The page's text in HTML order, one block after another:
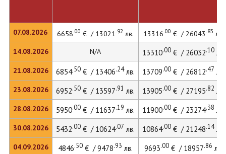
07.08.2026
14.08.2026
21.08.2026
23.08.2026
28.08.2026
30.08.2026
04.09.2026
6658.00 € / 13021.92лв. 13316.00 € / 26043.83 лв.
N/A
13310.00€ / 26032.10лв.
6854.50€ / 13406.24лв. 13709.00€ / 26812.47 лв.
6952.50€ / 13597.91 лв. 13905.00€ / 27195.82 лв.
5950.00€ / 11637.19 лв. 11900.00€ / 23274.38 лв.
5432.00€ / 10624.07 лв. 10864.00€ / 21248.14лв.
4846.50€ / 9478.93 лв. 9693.00€ / 18957.86 лв.